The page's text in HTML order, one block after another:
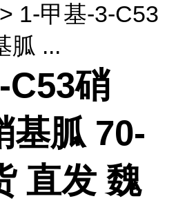
> 1-甲基-3-C53
胍 ...
C53硝
基胍 70-
直发 魏